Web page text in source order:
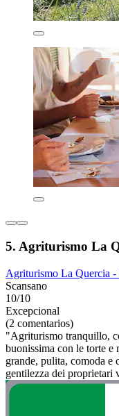
5. Agriturismo La
Agriturismo La Quercia
Scansano
10/10
Excepcional
(2 comentarios)
"Agriturismo tranquillo,
buonissima con le torte e
grande, pulita, comoda e
gentilezza dei proprietari